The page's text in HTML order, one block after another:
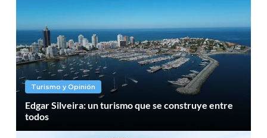
Turismo y Opinión
Edgar Silveira: un turismo que se construye entre
todos